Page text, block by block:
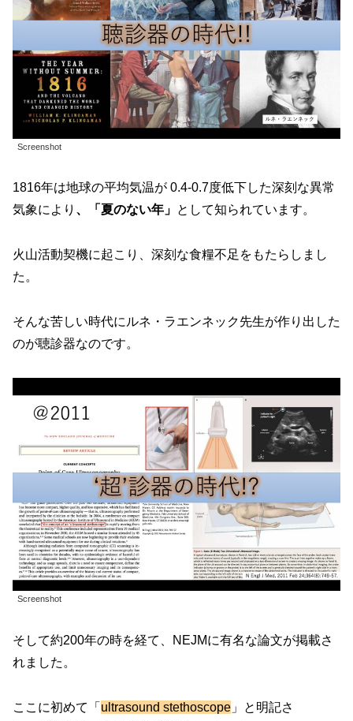
Screenshot
1816年は地球の平均気温が 0.4-0.7度低下した深刻な異常
気象により 、「夏のない年」 として知られています。
火山活動契機に起こり、深刻な食糧不足をもたらしまし
た。
そんな苦しい時代にルネ・ラエンネック先生が作り出した
のが聴診器なのです。
Screenshot
そして約200年の時を経て、NEJMに有名な論文が掲載さ
れました。
ここに初めて「 ultrasound stethoscope 」と明記さ